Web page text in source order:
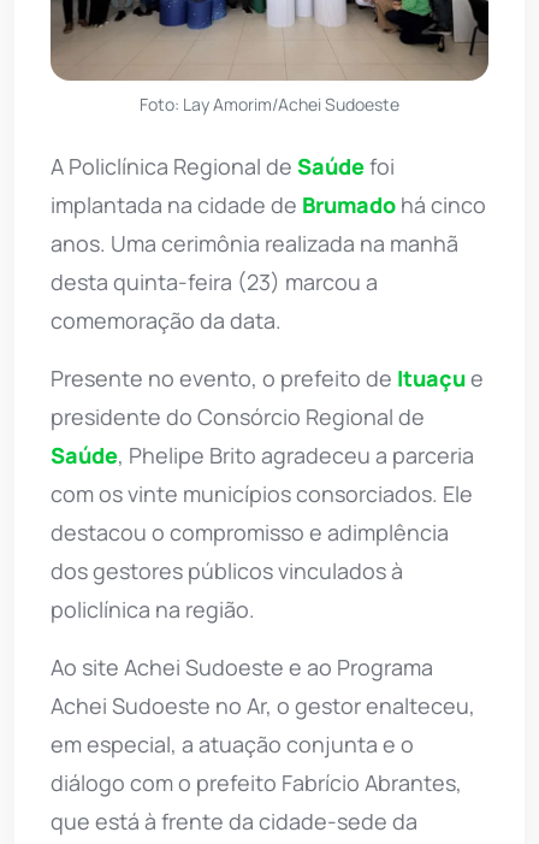
Foto: Lay Amorim/Achei Sudoeste
A Policlínica Regional de Saúdefoi
implantada na cidade de Brumado há cinco
anos. Uma cerimônia realizada na manhã
desta quinta-feira (23) marcou a
comemoração da data.
Presente no evento, o prefeito de Ituaçue
presidente do Consórcio Regional de
Saúde, Phelipe Brito agradeceu a parceria
com os vinte municípios consorciados. Ele
destacou o compromisso e adimplência
dos gestores públicos vinculados à
policlínica na região.
Ao site Achei Sudoeste e ao Programa
Achei Sudoeste no Ar, o gestor enalteceu,
em especial, a atuação conjunta e o
diálogo com o prefeito Fabrício Abrantes,
que está à frente da cidade-sede da